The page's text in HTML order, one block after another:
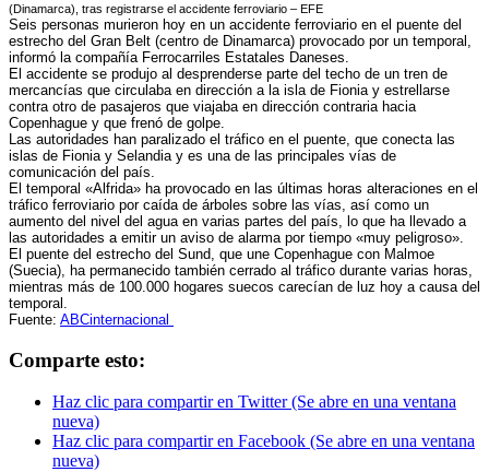
(Dinamarca), tras registrarse el accidente ferroviario – EFE
Seis personas murieron hoy en un accidente ferroviario en el puente del
estrecho del Gran Belt (centro de Dinamarca) provocado por un temporal,
informó la compañía Ferrocarriles Estatales Daneses.
El accidente se produjo al desprenderse parte del techo de un tren de
mercancías que circulaba en dirección a la isla de Fionia y estrellarse
contra otro de pasajeros que viajaba en dirección contraria hacia
Copenhague y que frenó de golpe.
Las autoridades han paralizado el tráfico en el puente, que conecta las
islas de Fionia y Selandia y es una de las principales vías de
comunicación del país.
El temporal «Alfrida» ha provocado en las últimas horas alteraciones en el
tráfico ferroviario por caída de árboles sobre las vías, así como un
aumento del nivel del agua en varias partes del país, lo que ha llevado a
las autoridades a emitir un aviso de alarma por tiempo «muy peligroso».
El puente del estrecho del Sund, que une Copenhague con Malmoe
(Suecia), ha permanecido también cerrado al tráfico durante varias horas,
mientras más de 100.000 hogares suecos carecían de luz hoy a causa del
temporal.
Fuente: ABCinternacional
Comparte esto:
Haz clic para compartir en Twitter (Se abre en una ventana
nueva)
Haz clic para compartir en Facebook (Se abre en una ventana
nueva)